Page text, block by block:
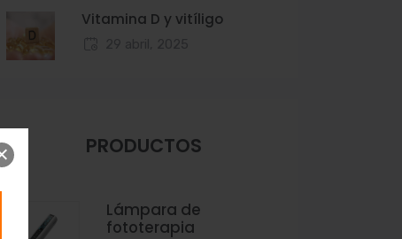
Vitamina D y vitíligo
PRODUCTOS
Lámpara de
fototerapia